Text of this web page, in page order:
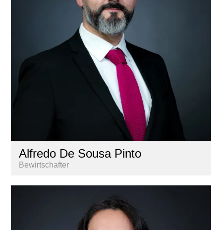
Alfredo De Sousa Pinto
Bewirtschafter